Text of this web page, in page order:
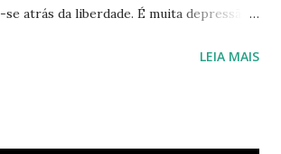
se atrás da liberdade. É muita depressão!
da destruição! Lema covarde queLEIA MAIS